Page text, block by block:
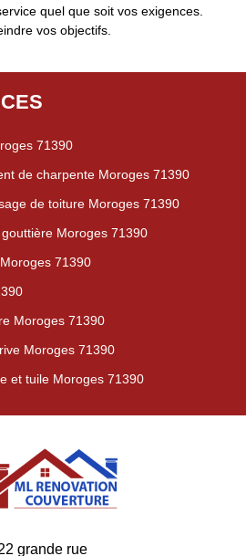
quel que soit vos exigences.
vos objectifs.
71390
de charpente Moroges 71390
de toiture Moroges 71390
Moroges 71390
71390
Moroges 71390
Moroges 71390
et tuile Moroges 71390
grande rue